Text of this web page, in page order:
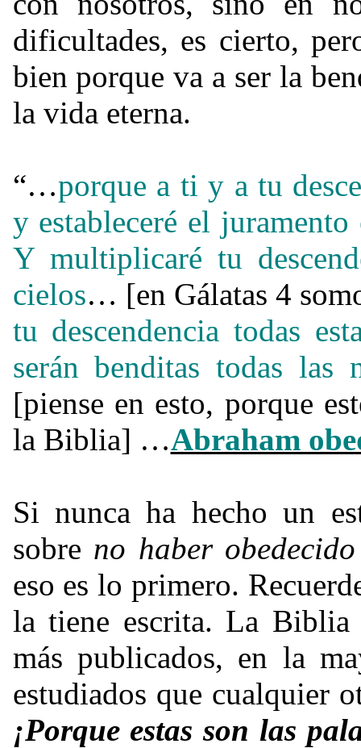
dificultades, es cierto,
bien porque va a ser la
la vida eterna.
“…porque a ti y a tu
y estableceré el
Y multiplicaré tu
cielos… [en Gálatas 4
tu descendencia todas
serán benditas todas
[piense en esto, porque
la Biblia] …Abraham
Si nunca ha hecho un
sobre no haber
eso es lo primero.
la tiene escrita. La Biblia
más publicados, en la
estudiados que cualquier
¡Porque estas son las